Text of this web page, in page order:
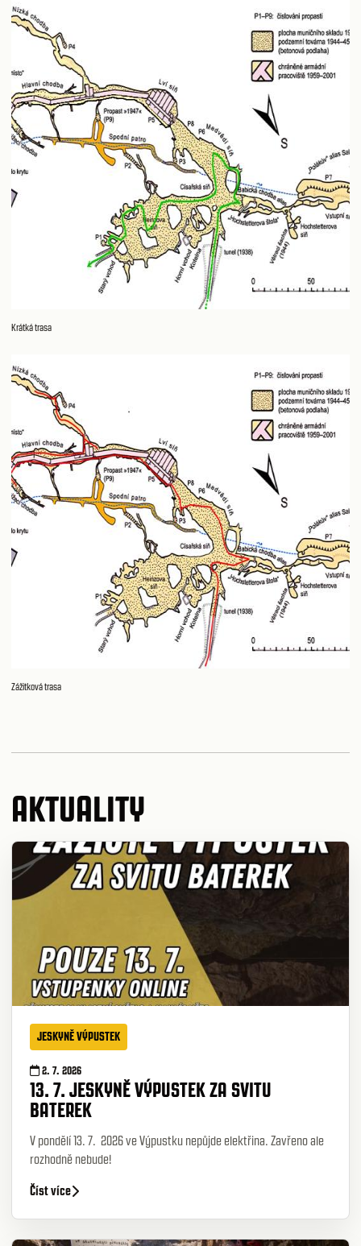
Krátká trasa
Zážitková trasa
AKTUALITY
JESKYNĚ VÝPUSTEK
2. 7. 2026
13. 7. JESKYNĚ VÝPUSTEK ZA SVITU
BATEREK
V pondělí 13. 7. 2026 ve Výpustku nepůjde elektřina. Zavřeno ale
rozhodně nebude!
Číst více